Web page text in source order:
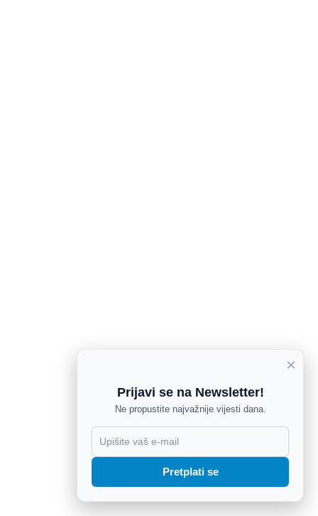
×
Prijavi se na Newsletter!
Ne propustite najvažnije vijesti dana.
Pretplati se